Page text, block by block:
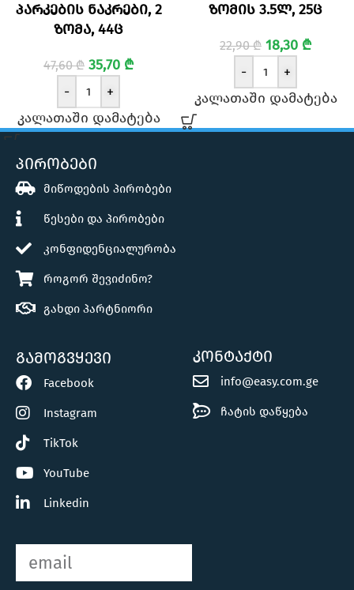
პარკების ნაკრები, 2
ზომა, 44ც
47,60₾ 35,70 ₾
-
+
კალათაში დამატება
ზომის 3.5ლ, 25ც
22,90₾ 18,30 ₾
-
+
კალათაში დამატება
პირობები
მიწოდების პირობები
წესები და პირობები
კონფიდენციალურობა
როგორ შევიძინო?
გახდი პარტნიორი
გამოგვყევი
Facebook
Instagram
TikTok
YouTube
Linkedin
კონტაქტი
info@easy.com.ge
ჩატის დაწყება